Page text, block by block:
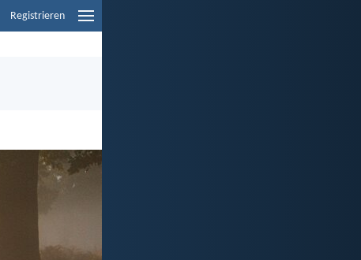
Registrieren